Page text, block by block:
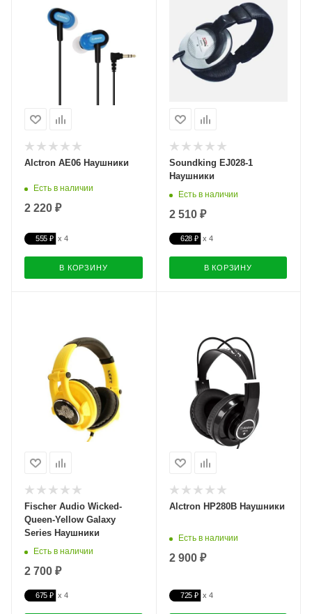
Alctron AE06 Наушники
Есть в наличии
2 220 ₽
555 ₽
В КОРЗИНУ
Soundking EJ028-1
Наушники
Есть в наличии
2 510 ₽
628 ₽
В КОРЗИНУ
Fischer Audio Wicked-
Queen-Yellow Galaxy
Series Наушники
Есть в наличии
2 700 ₽
675 ₽
Alctron HP280B Наушники
Есть в наличии
2 900 ₽
725 ₽